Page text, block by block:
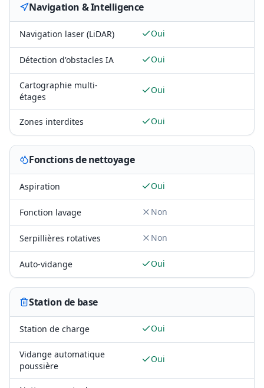
Navigation & Intelligence
Navigation laser (LiDAR) Oui
Détection d'obstacles IA Oui
Cartographie multi-
étages
Oui
Zones interdites Oui
Fonctions de nettoyage
Aspiration Oui
Fonction lavage Non
Serpillières rotatives Non
Auto-vidange Oui
Station de base
Station de charge Oui
Vidange automatique
poussière
Oui